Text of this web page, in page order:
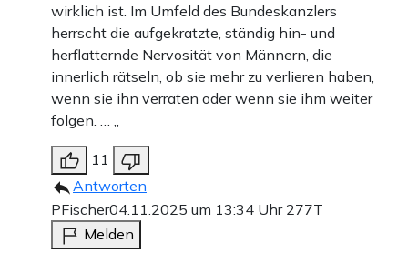
wirklich ist. Im Umfeld des Bundeskanzlers
herrscht die aufgekratzte, ständig hin- und
herflatternde Nervosität von Männern, die
innerlich rätseln, ob sie mehr zu verlieren haben,
wenn sie ihn verraten oder wenn sie ihm weiter
folgen. … „
11
Antworten
PFischer04.11.2025 um 13:34 Uhr 277T
Melden